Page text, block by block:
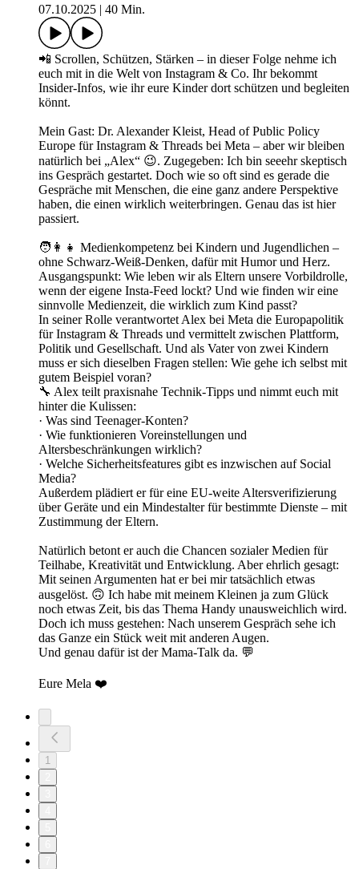
07.10.2025
40 Min.
📲 Scrollen, Schützen, Stärken – in dieser Folge nehme ich
euch mit in die Welt von Instagram & Co. Ihr bekommt
Insider-Infos, wie ihr eure Kinder dort schützen und begleiten
könnt.
Mein Gast: Dr. Alexander Kleist, Head of Public Policy
Europe für Instagram & Threads bei Meta – aber wir bleiben
natürlich bei „Alex“ 😉. Zugegeben: Ich bin seeehr skeptisch
ins Gespräch gestartet. Doch wie so oft sind es gerade die
Gespräche mit Menschen, die eine ganz andere Perspektive
haben, die einen wirklich weiterbringen. Genau das ist hier
passiert.
🧑‍👩‍👧 Medienkompetenz bei Kindern und Jugendlichen –
ohne Schwarz-Weiß-Denken, dafür mit Humor und Herz.
Ausgangspunkt: Wie leben wir als Eltern unsere Vorbildrolle,
wenn der eigene Insta-Feed lockt? Und wie finden wir eine
sinnvolle Medienzeit, die wirklich zum Kind passt?
In seiner Rolle verantwortet Alex bei Meta die Europapolitik
für Instagram & Threads und vermittelt zwischen Plattform,
Politik und Gesellschaft. Und als Vater von zwei Kindern
muss er sich dieselben Fragen stellen: Wie gehe ich selbst mit
gutem Beispiel voran?
🔧 Alex teilt praxisnahe Technik-Tipps und nimmt euch mit
hinter die Kulissen:
· Was sind Teenager-Konten?
· Wie funktionieren Voreinstellungen und
Altersbeschränkungen wirklich?
· Welche Sicherheitsfeatures gibt es inzwischen auf Social
Media?
Außerdem plädiert er für eine EU-weite Altersverifizierung
über Geräte und ein Mindestalter für bestimmte Dienste – mit
Zustimmung der Eltern.
Natürlich betont er auch die Chancen sozialer Medien für
Teilhabe, Kreativität und Entwicklung. Aber ehrlich gesagt:
Mit seinen Argumenten hat er bei mir tatsächlich etwas
ausgelöst. 🙃 Ich habe mit meinem Kleinen ja zum Glück
noch etwas Zeit, bis das Thema Handy unausweichlich wird.
Doch ich muss gestehen: Nach unserem Gespräch sehe ich
das Ganze ein Stück weit mit anderen Augen.
Und genau dafür ist der Mama-Talk da. 💬
Eure Mela ❤️
1